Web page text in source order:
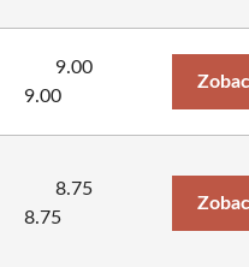
9.00
9.00
8.75
8.75